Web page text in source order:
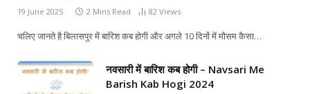
19 June 2025 2 Mins Read 82 Views
चलिए जानते है बिलासपुर में बारिश कब होगी और अगले 10 दिनों में मौसम कैसा…
नवसारी में बारिश कब होगी – Navsari Me
Barish Kab Hogi 2024